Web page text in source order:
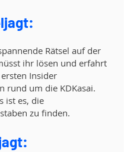
jagt:
Rätsel auf der
ihr lösen und erfahrt
Insider
rund um die KDKasai.
ist es, die
zu finden.